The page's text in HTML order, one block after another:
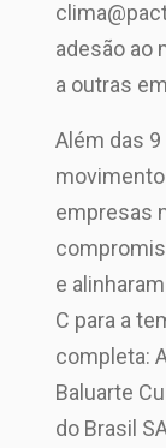
adesão ao
a outras
Além das
empresas
e
C para a
completa:
Baluarte
do Brasil